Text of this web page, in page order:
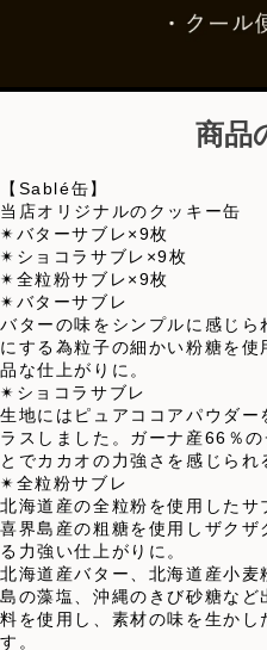
商品
【Sablé缶】
当店オリジナルのクッキー缶
✴︎バターサブレ×9枚
✴︎ショコラサブレ×9枚
✴︎全粒粉サブレ×9枚
✴︎バターサブレ
バターの味をシンプルに感じ
にする為粒子の細かい粉糖を
品な仕上がりに。
✴︎ショコラサブレ
生地にはピュアココアパウダ
ラスしました。ガーナ産66％
とでカカオの力強さを感じられ
✴︎全粒粉サブレ
北海道産の全粒粉を使用した
喜界島産の粗糖を使用しザク
る力強い仕上がりに。
北海道産バター、北海道産小
島の藻塩、沖縄のきび砂糖な
料を使用し、素材の味を生かし
す。